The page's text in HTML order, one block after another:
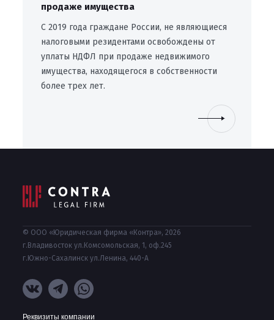
продаже имущества
С 2019 года граждане России, не являющиеся
налоговыми резидентами освобождены от
уплаты НДФЛ при продаже недвижимого
имущества, находящегося в собственности
более трех лет.
© ООО «Юридическая фирма «Контра», 2026
г.Владивосток ул.Комсомольская, 1, оф.245
г.Южно-Сахалинск ул.Ленина, 440-А
Реквизиты компании